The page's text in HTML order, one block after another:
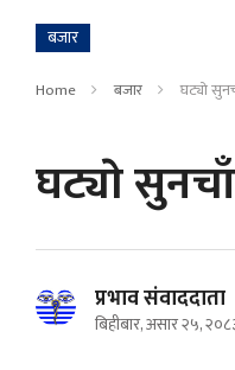
बजार
Home बजार घट्याे
घट्याे
प्रभाव संवाददाता
बिहीबार, असार २५,